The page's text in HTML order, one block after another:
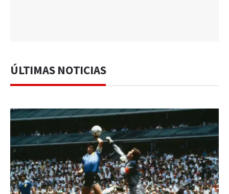
ÚLTIMAS NOTICIAS